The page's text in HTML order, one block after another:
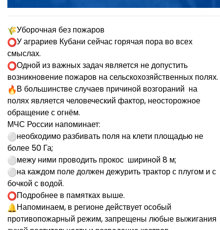
Уборочная без пожаров
У аграриев Кубани сейчас горячая пора во всех
смыслах.
Одной из важных задач является не допустить
возникновение пожаров на сельскохозяйственных полях.
В большинстве случаев причиной возгораний на
полях является человеческий фактор, неосторожное
обращение с огнём.
МЧС России напоминает:
необходимо разбивать поля на клети площадью не
более 50 Га;
межу ними проводить прокос шириной 8 м;
на каждом поле должен дежурить трактор с плугом и с
бочкой с водой.
Подробнее в памятках выше.
Напоминаем, в регионе действует особый
противопожарный режим, запрещены любые выжигания